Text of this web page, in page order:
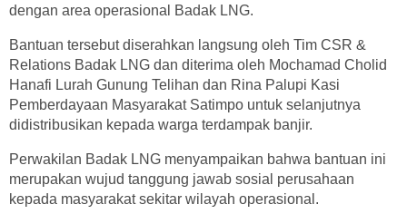
dengan area operasional Badak LNG.
Bantuan tersebut diserahkan langsung oleh Tim CSR &
Relations Badak LNG dan diterima oleh Mochamad Cholid
Hanafi Lurah Gunung Telihan dan Rina Palupi Kasi
Pemberdayaan Masyarakat Satimpo untuk selanjutnya
didistribusikan kepada warga terdampak banjir.
Perwakilan Badak LNG menyampaikan bahwa bantuan ini
merupakan wujud tanggung jawab sosial perusahaan
kepada masyarakat sekitar wilayah operasional.